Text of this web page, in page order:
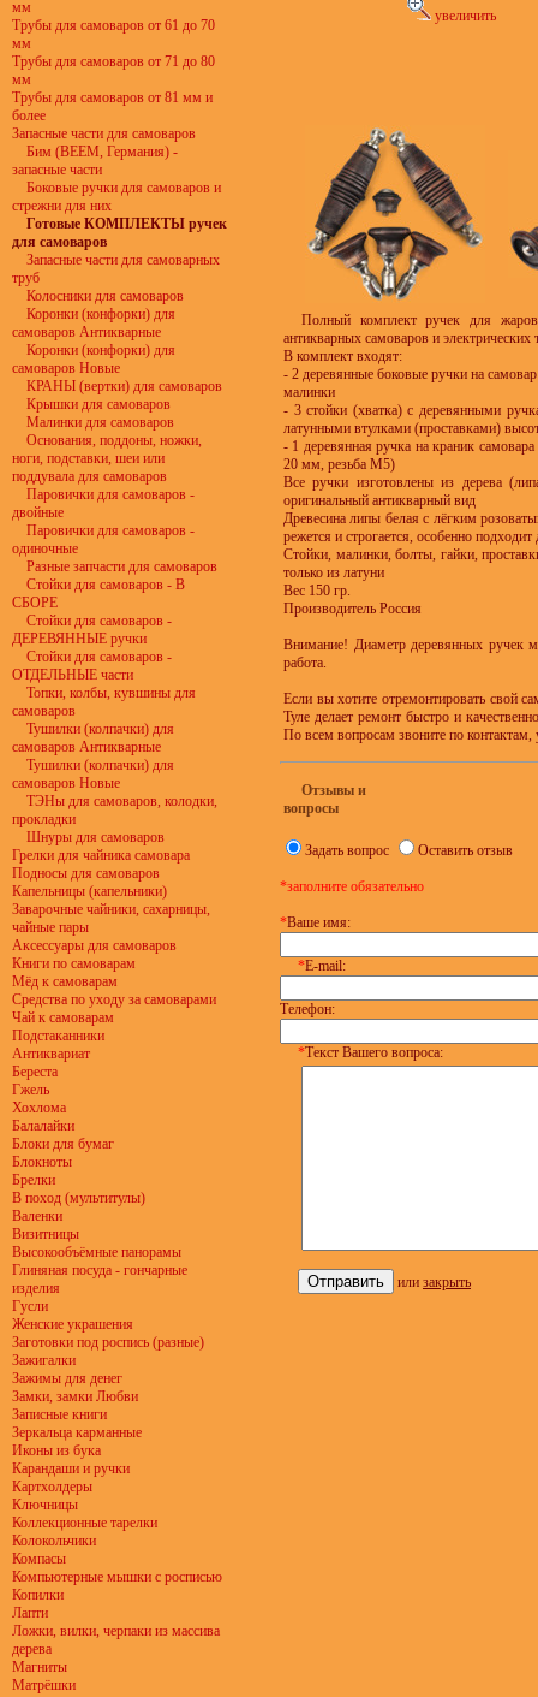
мм
Трубы для самоваров от 61 до 70
мм
Трубы для самоваров от 71 до 80
мм
Трубы для самоваров от 81 мм и
более
Запасные части для самоваров
Бим (BEEM, Германия) -
запасные части
Боковые ручки для самоваров и
стрежни для них
Готовые КОМПЛЕКТЫ ручек
для самоваров
Запасные части для самоварных
труб
Колосники для самоваров
Коронки (конфорки) для
самоваров Антикварные
Коронки (конфорки) для
самоваров Новые
КРАНЫ (вертки) для самоваров
Крышки для самоваров
Малинки для самоваров
Основания, поддоны, ножки,
ноги, подставки, шеи или
поддувала для самоваров
Паровички для самоваров -
двойные
Паровички для самоваров -
одиночные
Разные запчасти для самоваров
Стойки для самоваров - В
СБОРЕ
Стойки для самоваров -
ДЕРЕВЯННЫЕ ручки
Стойки для самоваров -
ОТДЕЛЬНЫЕ части
Топки, колбы, кувшины для
самоваров
Тушилки (колпачки) для
самоваров Антикварные
Тушилки (колпачки) для
самоваров Новые
ТЭНы для самоваров, колодки,
прокладки
Шнуры для самоваров
Грелки для чайника самовара
Подносы для самоваров
Капельницы (капельники)
Заварочные чайники, сахарницы,
чайные пары
Аксессуары для самоваров
Книги по самоварам
Мёд к самоварам
Средства по уходу за самоварами
Чай к самоварам
Подстаканники
Антиквариат
Береста
Гжель
Хохлома
Балалайки
Блоки для бумаг
Блокноты
Брелки
В поход (мультитулы)
Валенки
Визитницы
Высокообъёмные панорамы
Глиняная посуда - гончарные
изделия
Гусли
Женские украшения
Заготовки под роспись (разные)
Зажигалки
Зажимы для денег
Замки, замки Любви
Записные книги
Зеркальца карманные
Иконы из бука
Карандаши и ручки
Картхолдеры
Ключницы
Коллекционные тарелки
Колокольчики
Компасы
Компьютерные мышки с росписью
Копилки
Лапти
Ложки, вилки, черпаки из массива
дерева
Магниты
Матрёшки
увеличить
Полный комплект ручек для
антикварных самоваров и электрических
В комплект входят:
- 2 деревянные боковые ручки на
малинки
- 3 стойки (хватка) с деревянными
латунными втулками (проставками)
- 1 деревянная ручка на краник
20 мм, резьба М5)
Все ручки изготовлены из дерева
оригинальный антикварный вид
Древесина липы белая с лёгким
режется и строгается, особенно
Стойки, малинки, болты, гайки,
только из латуни
Вес 150 гр.
Производитель Россия
Внимание! Диаметр деревянных ручек
работа.
Если вы хотите отремонтировать свой
Туле делает ремонт быстро и
По всем вопросам звоните по контактам,
Отзывы и
вопросы
Задать вопрос Оставить отзыв
*заполните обязательно
*Ваше имя:
*E-mail:
Телефон:
*Текст Вашего вопроса:
или закрыть